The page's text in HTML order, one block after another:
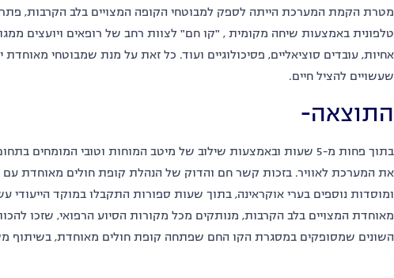
מטרת הקמת המערכת הייתה לספק למבוטחי הקופה המצויים בלב הקרבות, פתרון
טלפונית באמצעות שיחה מקומית , "קו חם" לצוות רחב של רופאים ויועצים
אחיות, עובדים סוציאליים, פסיכולוגיים ועוד. כל זאת על מנת שמבוטחי מאוחדת
שעשויים להציל חיים.
התוצאה-
בתוך פחות מ-5 שעות ובאמצעות שילוב של מיטב המוחות וטובי
את המערכת לאוויר. בזכות קשר חם והדוק של הנהלת קופת חולים מאוחדת עם
ומוסדות נוספים בערי אוקראינה, בתוך שעות ספורות התקבלו במוקד הייעודי
מאוחדת המצויים בלב הקרבות, מנותקים מכל מקורות הסיוע הרפואי, שזכו
השונים שמסופקים במסגרת הקו החם שפתחה קופת חולים מאוחדת, בשיתוף